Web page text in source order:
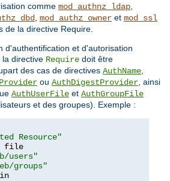
comme mod_authnz_ldap
mod_authz_owner et mod_ssl
de la directive Require.
d'authentification et d'autorisation
directive Require doit être
des cas de directives AuthName
ou AuthDigestProvider , ainsi
AuthUserFile et AuthGroupFile
et des groupes). Exemple :
Resource"
users"
groups"